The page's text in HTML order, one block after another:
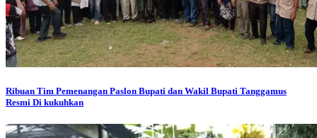
Ribuan Tim Pemenangan Paslon Bupati dan Wakil Bupati Tanggamus
Resmi Di kukuhkan